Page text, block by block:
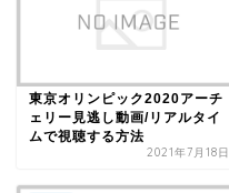
東京オリンピック2020アーチ
ェリー見逃し動画/リアルタイ
ムで視聴する方法
2021年7月18日